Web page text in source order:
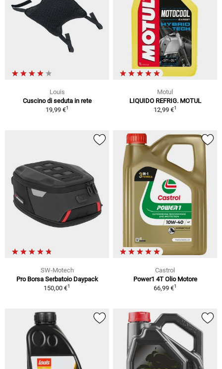
Louis
Cuscino di seduta in rete
19,99 €1
Motul
LIQUIDO REFRIG. MOTUL
12,99 €1
SW-Motech
Pro Borsa Serbatoio Daypack
150,00 €1
Castrol
Power1 4T Olio Motore
66,99 €1